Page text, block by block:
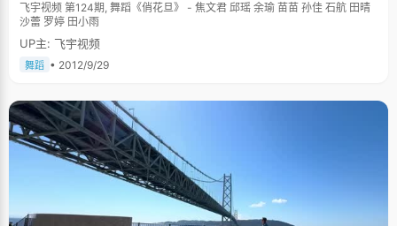
飞宇视频 第124期, 舞蹈《俏花旦》 - 焦文君 邱瑶 余瑜 苗苗 孙佳 石航 田晴
沙蕾 罗婷 田小雨
UP主: 飞宇视频
舞蹈 • 2012/9/29